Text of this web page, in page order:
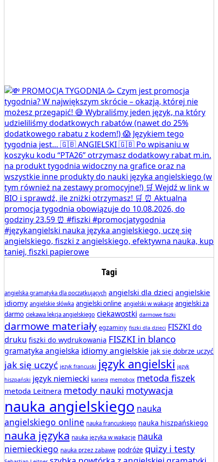
Tagi
angielska gramatyka dla początkujących angielski dla dzieci angielskie
idiomy angielskie słówka angielski online angielski w wakacje angielski za
darmo ciekawa lekcja angielskiego ciekawostki darmowe fiszki
darmowe materiały egzaminy fiszki dla dzieci FISZKI do
druku fiszki do wydrukowania FISZKI in blanco
gramatyka angielska idiomy angielskie jak się dobrze uczyć
jak się uczyć jezyk francuski język angielski język
hiszpański język niemiecki kariera memobox metoda fiszek
metoda Leitnera metody nauki motywacja
nauka angielskiego nauka
angielskiego online nauka francuskiego nauka hiszpańskiego
nauka języka nauka języka w wakacje nauka
niemieckiego nauka przez zabawę podróże quizy i testy